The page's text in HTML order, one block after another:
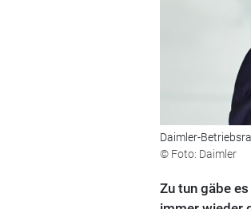
Daimler-
© Foto: Daimler
Zu tun gäbe